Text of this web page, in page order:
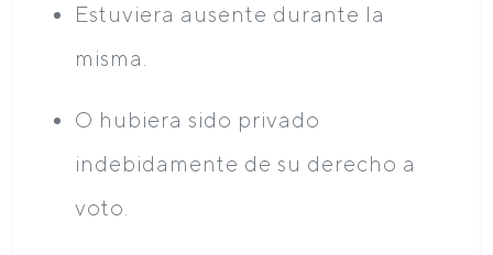
Estuviera ausente durante la
misma.
O hubiera sido privado
indebidamente de su derecho a
voto.